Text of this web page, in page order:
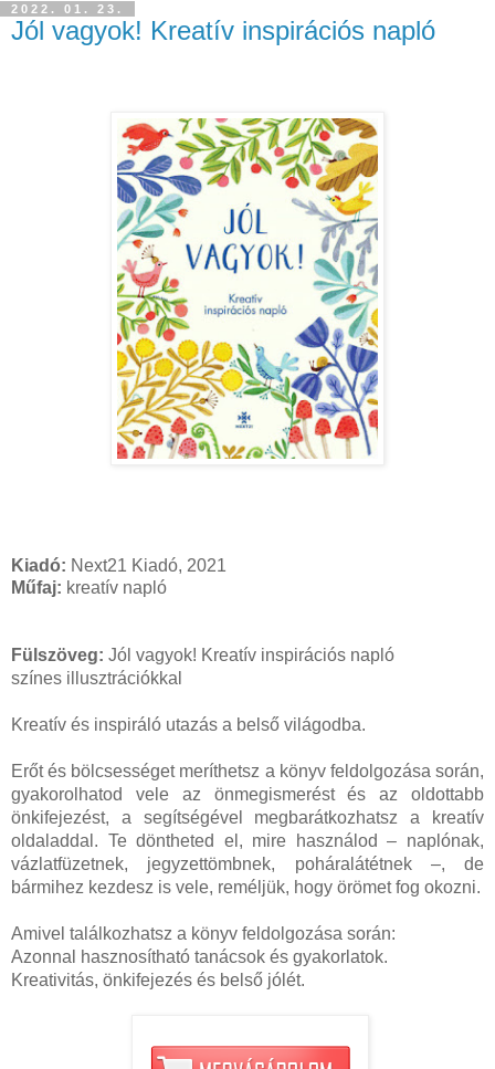
2022. 01. 23.
Jól ​vagyok! Kreatív inspirációs napló
Kiadó: Next21 Kiadó, 2021
Műfaj: kreatív napló
Fülszöveg: Jól vagyok! Kreatív inspirációs napló
színes illusztrációkkal
Kreatív és inspiráló utazás a belső világodba.
Erőt és bölcsességet meríthetsz a könyv feldolgozása során,
gyakorolhatod vele az önmegismerést és az oldottabb
önkifejezést, a segítségével megbarátkozhatsz a kreatív
oldaladdal. Te döntheted el, mire használod – naplónak,
vázlatfüzetnek, jegyzettömbnek, poháralátétnek –, de
bármihez kezdesz is vele, reméljük, hogy örömet fog okozni.
Amivel találkozhatsz a könyv feldolgozása során:
Azonnal hasznosítható tanácsok és gyakorlatok.
Kreativitás, önkifejezés és belső jólét.